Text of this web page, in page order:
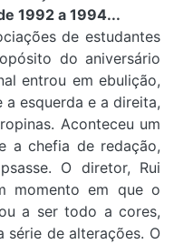
1992 a 1994...
de estudantes
do aniversário
entrou em ebulição,
esquerda e a direita,
Aconteceu um
a chefia de redação,
O diretor, Rui
momento em que o
a ser todo a cores,
série de alterações. O